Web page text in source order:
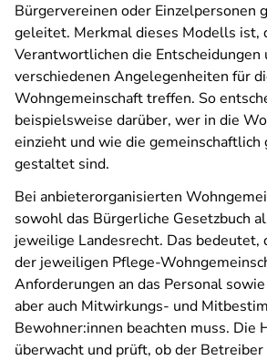
Bürgervereinen oder Einzelpersonen
geleitet. Merkmal dieses Modells ist,
Verantwortlichen die Entscheidungen
verschiedenen Angelegenheiten für
Wohngemeinschaft treffen. So
beispielsweise darüber, wer in die
einzieht und wie die gemeinschaftlich
gestaltet sind.
Bei anbieterorganisierten
sowohl das Bürgerliche Gesetzbuch
jeweilige Landesrecht. Das bedeutet,
der jeweiligen Pflege-
Anforderungen an das Personal
aber auch Mitwirkungs- und
Bewohner:innen beachten muss. Die
überwacht und prüft, ob der